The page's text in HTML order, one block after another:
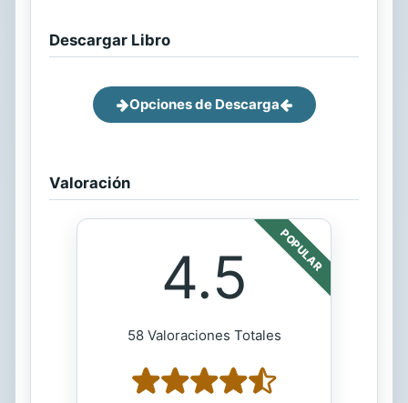
Descargar Libro
Opciones de Descarga
Valoración
POPULAR
4.5
58 Valoraciones Totales